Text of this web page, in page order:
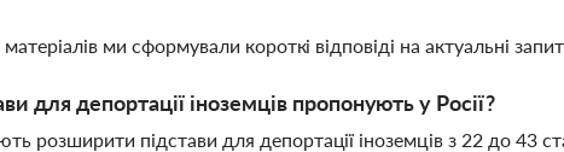
ми сформували короткі відповіді на актуальні
для депортації іноземців пропонують у Росії?
розширити підстави для депортації іноземців з 22 до 43